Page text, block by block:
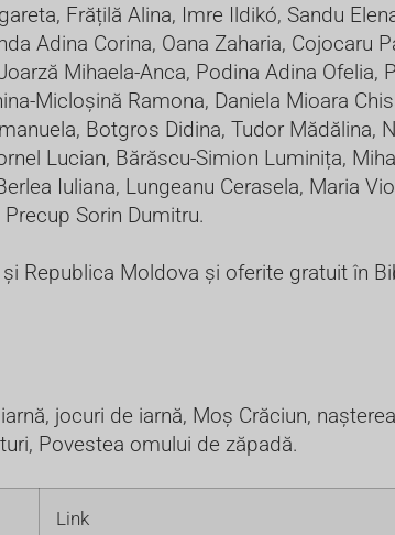
Frățilă Alina, Imre Ildikó, Sandu
Adina Corina, Oana Zaharia, Cojocaru
Mihaela-Anca, Podina Adina Ofelia,
Micloșină Ramona, Daniela Mioara
Botgros Didina, Tudor Mădălina,
Lucian, Bărăscu-Simion Luminița,
Iuliana, Lungeanu Cerasela, Maria
Precup Sorin Dumitru.
Republica Moldova și oferite gratuit în
jocuri de iarnă, Moș Crăciun,
Povestea omului de zăpadă.
Link